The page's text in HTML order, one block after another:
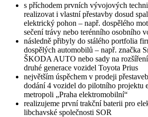
s příchodem prvních vývojových
realizovat i vlastní přestavby dosud
elektrický pohon – např. dospělého
sečení trávy nebo terénního osobního
následně přibyly do stálého portfolia
dospělých automobilů – např. značka
ŠKODA AUTO nebo sady na
druhé generace vozidel Toyota Prius
největším úspěchem v prodeji
dodání 4 vozidel do pilotního projektu
metropoli „Praha elektromobilní“
realizujeme první trakční baterii pro
libchavské společnosti SOR